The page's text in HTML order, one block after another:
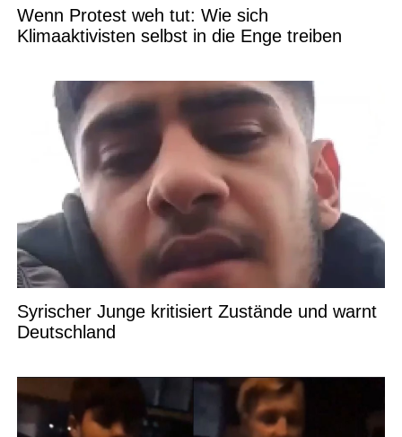
Wenn Protest weh tut: Wie sich
Klimaaktivisten selbst in die Enge treiben
Syrischer Junge kritisiert Zustände und warnt
Deutschland